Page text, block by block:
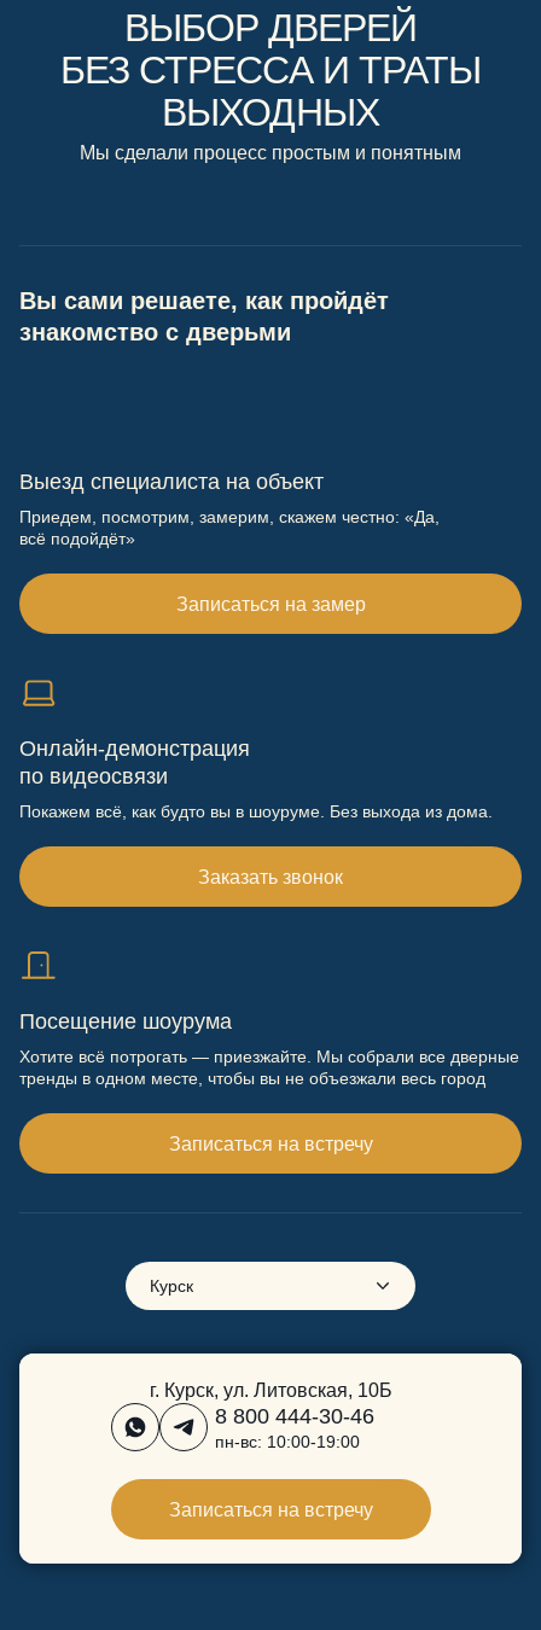
ВЫБОР ДВЕРЕЙ
БЕЗ СТРЕССА И ТРАТЫ
ВЫХОДНЫХ
Мы сделали процесс простым и понятным
Вы сами решаете, как пройдёт
знакомство с дверьми
Выезд специалиста на объект
Приедем, посмотрим, замерим, скажем честно: «Да,
всё подойдёт»
Записаться на замер
Онлайн-демонстрация
по видеосвязи
Покажем всё, как будто вы в шоуруме. Без выхода из дома.
Заказать звонок
Посещение шоурума
Хотите всё потрогать — приезжайте. Мы собрали все дверные
тренды в одном месте, чтобы вы не объезжали весь город
Записаться на встречу
Курск
г. Курск, ул. Литовская, 10Б
8 800 444-30-46
пн-вс: 10:00-19:00
Записаться на встречу